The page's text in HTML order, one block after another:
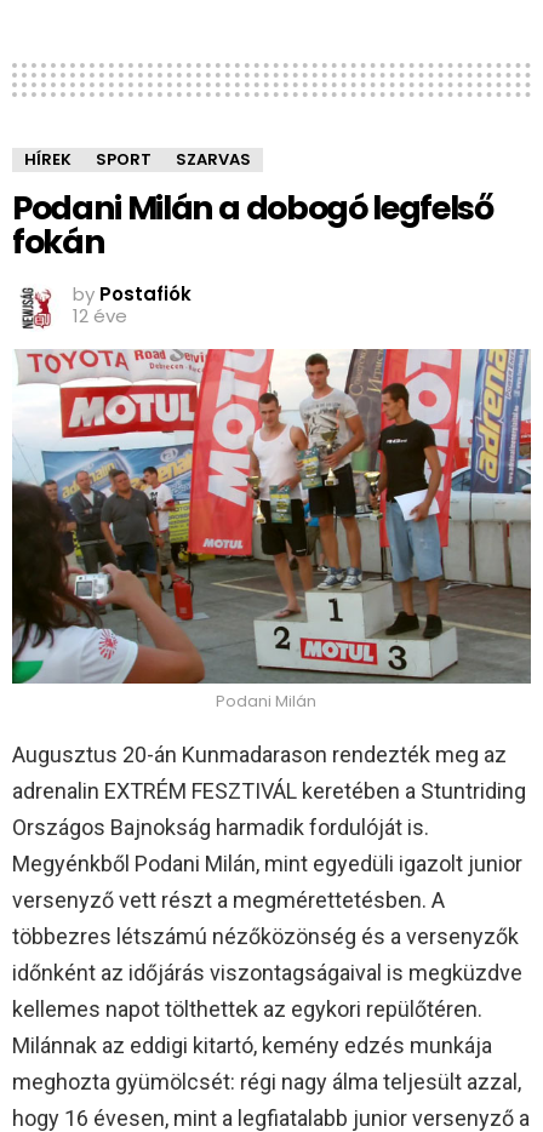
HÍREK SPORT SZARVAS
Podani Milán a dobogó legfelső
fokán
by Postafiók
12 éve
Podani Milán
Augusztus 20-án Kunmadarason rendezték meg az
adrenalin EXTRÉM FESZTIVÁL keretében a Stuntriding
Országos Bajnokság harmadik fordulóját is.
Megyénkből Podani Milán, mint egyedüli igazolt junior
versenyző vett részt a megmérettetésben. A
többezres létszámú nézőközönség és a versenyzők
időnként az időjárás viszontagságaival is megküzdve
kellemes napot tölthettek az egykori repülőtéren.
Milánnak az eddigi kitartó, kemény edzés munkája
meghozta gyümölcsét: régi nagy álma teljesült azzal,
hogy 16 évesen, mint a legfiatalabb junior versenyző a